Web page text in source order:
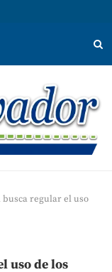
busca regular el uso
uso de los